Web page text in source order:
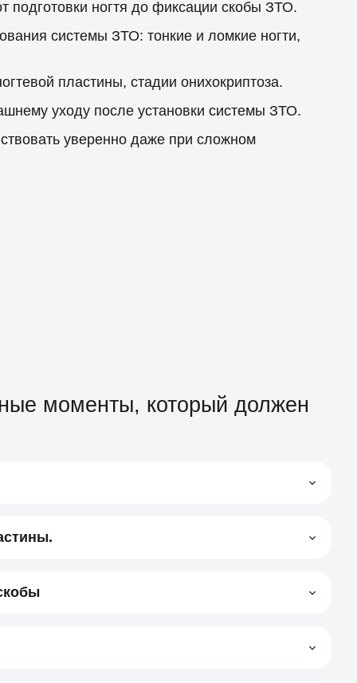
подготовки ногтя до фиксации скобы ЗТО.
системы ЗТО: тонкие и ломкие ногти,
пластины, стадии онихокриптоза.
уходу после установки системы ЗТО.
уверенно даже при сложном
моменты, который должен